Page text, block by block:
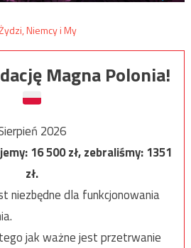
Magna Polonia!
2026
16 500zł, zebraliśmy:1351
zł.
niezbędne dla funkcjonowania
jak ważne jest przetrwanie